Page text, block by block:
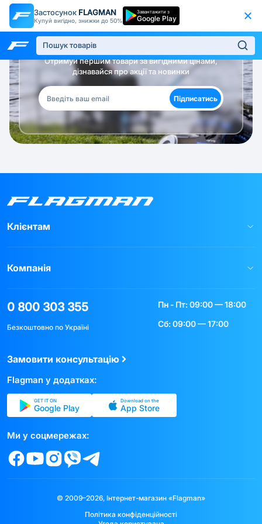
Застосунок FLAGMAN
Купуй вигідно, знижки до 50%
Завантажити з
Google Play
Будь в курсі!
Отримуй першим товари за вигідними цінами,
дізнавайся про акції та новинки
Підписатись
Клієнтам
Компанія
0 800 303 355
Безкоштовно по Україні
Пн - Пт: 09:00 — 18:00
Сб: 09:00 — 17:00
Замовити консультацію
Flagman у додатках:
GET IT ON
Google Play
Download on the
App Store
Ми у соцмережах:
© 2009–2026, Інтернет-магазин «Flagman»
Політика конфіденційності